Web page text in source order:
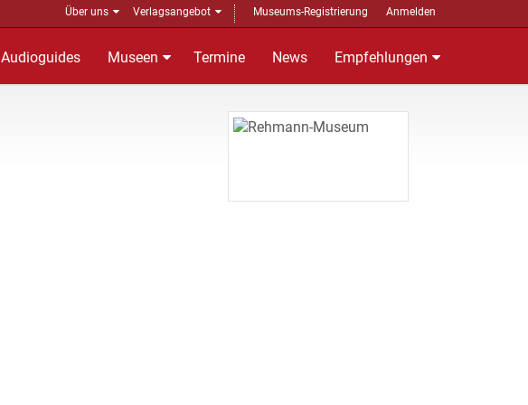
Über uns Verlagsangebot Museums-Registrierung Anmelden
Audioguides Museen Termine News Empfehlungen